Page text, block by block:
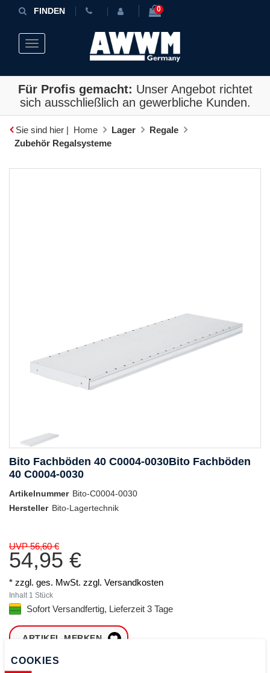
FINDEN 0
Toggle navigation
Für Profis gemacht: Unser Angebot richtet
sich ausschließlich an gewerbliche Kunden.
Sie sind hier | Home Lager
Regale
Zubehör Regalsysteme
Bito Fachböden 40 C0004-0030Bito Fachböden
40 C0004-0030
Artikelnummer Bito-C0004-0030
Hersteller Bito-Lagertechnik
UVP 56,60 €
54,95 €
* zzgl. ges. MwSt. zzgl. Versandkosten
Inhalt 1 Stück
Sofort Versandfertig, Lieferzeit 3 Tage
ARTIKEL MERKEN
COOKIES